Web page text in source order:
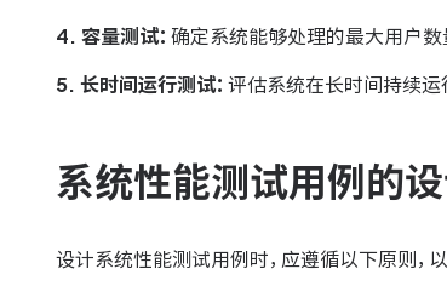
4. 容量测试： 确定系统能够处理的最大用户数
5. 长时间运行测试： 评估系统在长时间持续运
系统性能测试用例的设
设计系统性能测试用例时，应遵循以下原则，